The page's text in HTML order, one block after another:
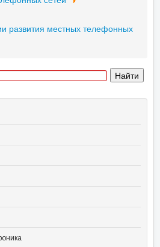
развития местных телефонных